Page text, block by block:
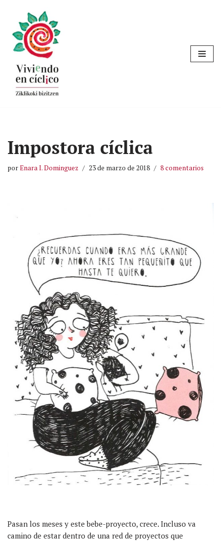
Saltar
al
contenido
Impostora cíclica
porEnara I. Dominguez 23 de marzo de 2018 8 comentarios
Pasan los meses y este bebe-proyecto, crece. Incluso va
camino de estar dentro de una red de proyectos que